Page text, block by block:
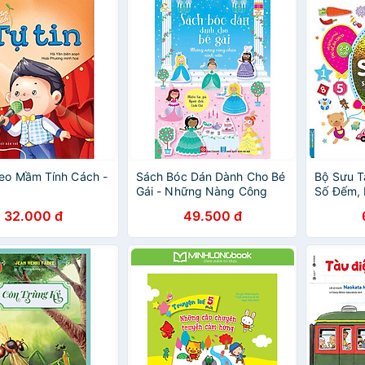
Mầm Tính Cách -
32.000 đ
Sách Bóc Dán Dành Cho Bé
Gái - Những Nàng Công
49.500 đ
Bộ Sưu
Số Đếm,